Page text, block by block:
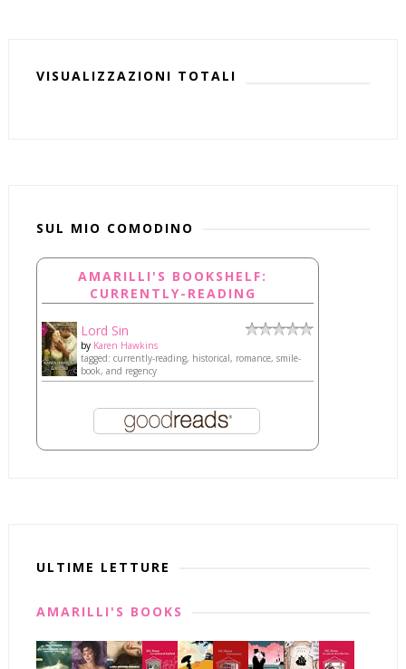
VISUALIZZAZIONI TOTALI
SUL MIO COMODINO
AMARILLI'S BOOKSHELF:
CURRENTLY-READING
Lord Sin
by Karen Hawkins
tagged: currently-reading, historical, romance, smile-
book, and regency
ULTIME LETTURE
AMARILLI'S BOOKS